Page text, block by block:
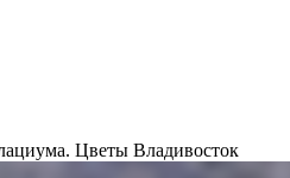
Цветы Владивосток